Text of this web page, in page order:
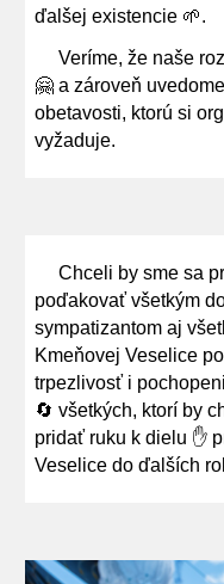
ďalšej existencie 🌱.
Veríme, že naše
🤗 a zároveň
obetavosti, ktorú si
vyžaduje.
Chceli by sme sa
poďakovať všetkým
sympatizantom aj
Kmeňovej Veselice
trpezlivosť i
🔄 všetkých, ktorí by
pridať ruku k dielu ✋
Veselice do ďalších